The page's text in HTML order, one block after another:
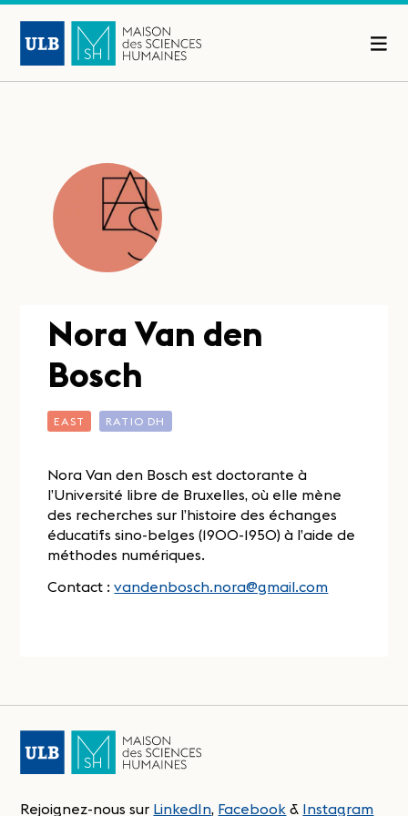
Nora Van den
Bosch
EAST RATIO DH
Nora Van den Bosch est doctorante à
l’Université libre de Bruxelles, où elle mène
des recherches sur l’histoire des échanges
éducatifs sino-belges (1900-1950) à l’aide de
méthodes numériques.
Contact :vandenbosch.nora@gmail.com
Rejoignez-nous sur LinkedIn, Facebook & Instagram